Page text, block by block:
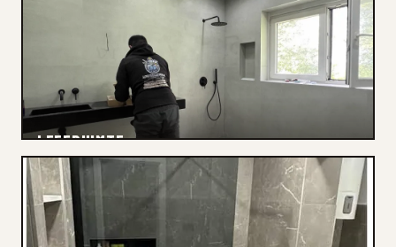
LEEFRUIMTE
Renovatie